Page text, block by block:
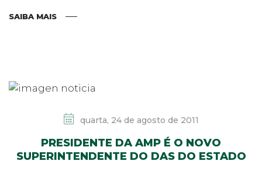
SAIBA MAIS
quarta, 24 de agosto de 2011
PRESIDENTE DA AMP É O NOVO
SUPERINTENDENTE DO DAS DO ESTADO